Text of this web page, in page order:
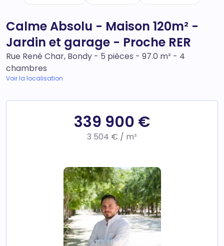
Calme Absolu - Maison 120m² -
Jardin et garage - Proche RER
Rue René Char, Bondy - 5 pièces - 97.0 m² - 4
chambres
Voir la localisation
339 900 €
3 504 € / m²